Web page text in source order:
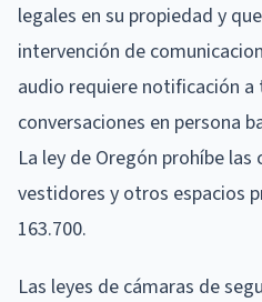
legales en su propiedad y
intervención de
audio requiere notificación a
conversaciones en persona
La ley de Oregón prohíbe las
vestidores y otros espacios
163.700.
Las leyes de cámaras de